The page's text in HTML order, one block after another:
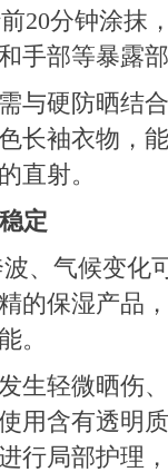
20分钟涂抹
手部等暴露
硬防晒结合
长袖衣物，
直射。
定
气候变化
的保湿产品
。
轻微晒伤、
用含有透明
行局部护理